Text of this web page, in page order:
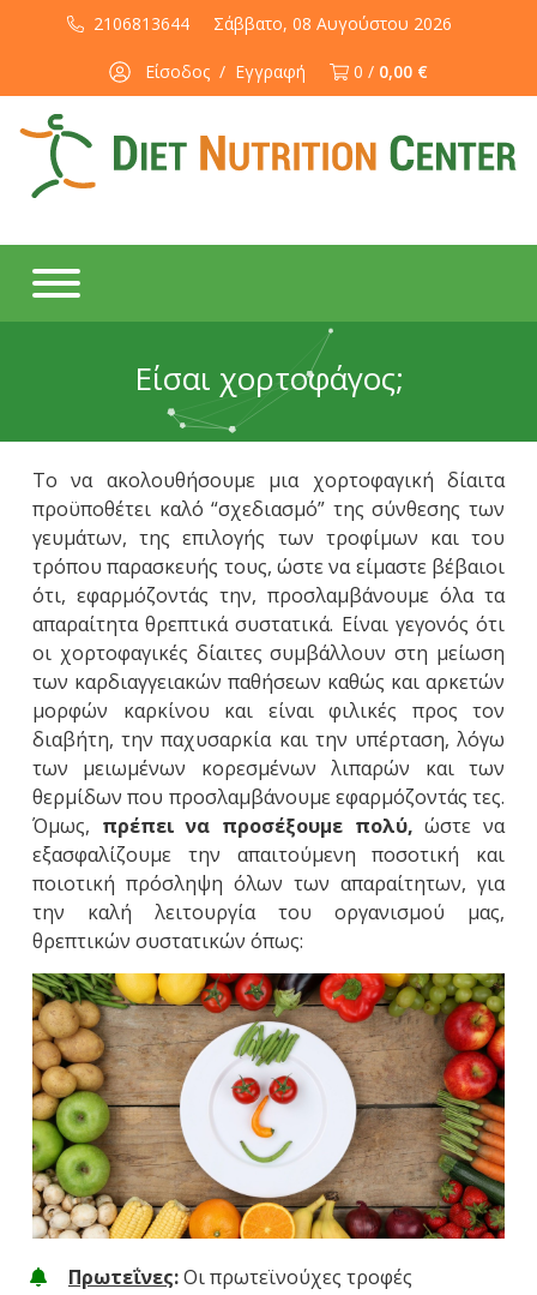
2106813644 Σάββατο, 08 Αυγούστου 2026
Είσοδος / Εγγραφή 0 / 0,00 €
Είσαι χορτοφάγος;
Το να ακολουθήσουμε μια χορτοφαγική δίαιτα
προϋποθέτει καλό “σχεδιασμό” της σύνθεσης των
γευμάτων, της επιλογής των τροφίμων και του
τρόπου παρασκευής τους, ώστε να είμαστε βέβαιοι
ότι, εφαρμόζοντάς την, προσλαμβάνουμε όλα τα
απαραίτητα θρεπτικά συστατικά. Είναι γεγονός ότι
οι χορτοφαγικές δίαιτες συμβάλλουν στη μείωση
των καρδιαγγειακών παθήσεων καθώς και αρκετών
μορφών καρκίνου και είναι φιλικές προς τον
διαβήτη, την παχυσαρκία και την υπέρταση, λόγω
των μειωμένων κορεσμένων λιπαρών και των
θερμίδων που προσλαμβάνουμε εφαρμόζοντάς τες.
Όμως, πρέπει να προσέξουμε πολύ,ώστε να
εξασφαλίζουμε την απαιτούμενη ποσοτική και
ποιοτική πρόσληψη όλων των απαραίτητων, για
την καλή λειτουργία του οργανισμού μας,
θρεπτικών συστατικών όπως:
Πρωτεΐνες:Οι πρωτεϊνούχες τροφές